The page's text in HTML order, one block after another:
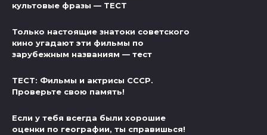
культовые фразы — ТЕСТ
Только настоящие знатоки советского
кино угадают эти фильмы по
зарубежным названиям — тест
ТЕСТ: Фильмы и актрисы СССР.
Проверьте свою память!
Если у тебя всегда были хорошие
оценки по географии, ты справишься!